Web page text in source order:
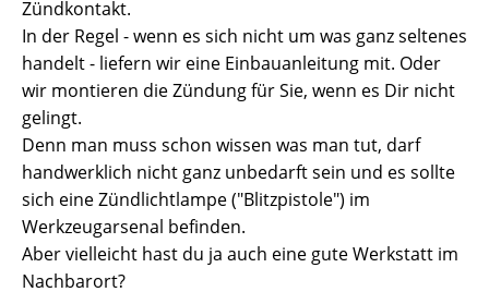
Zündkontakt.
In der Regel - wenn es sich nicht um was ganz seltenes
handelt - liefern wir eine Einbauanleitung mit. Oder
wir montieren die Zündung für Sie, wenn es Dir nicht
gelingt.
Denn man muss schon wissen was man tut, darf
handwerklich nicht ganz unbedarft sein und es sollte
sich eine Zündlichtlampe ("Blitzpistole") im
Werkzeugarsenal befinden.
Aber vielleicht hast du ja auch eine gute Werkstatt im
Nachbarort?